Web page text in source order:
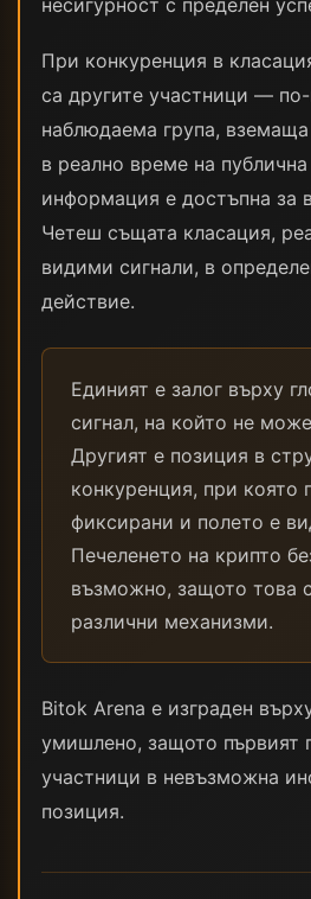
несигурност с пределен
При конкуренция в
са другите участници —
наблюдаема група,
в реално време на
информация е достъпна за
Четеш същата класация,
видими сигнали, в
действие.
Единият е залог върху
сигнал, на който не
Другият е позиция в
конкуренция, при която
фиксирани и полето е
Печеленето на крипто
възможно, защото това
различни механизми.
Bitok Arena е изграден
умишлено, защото първият
участници в невъзможна
позиция.